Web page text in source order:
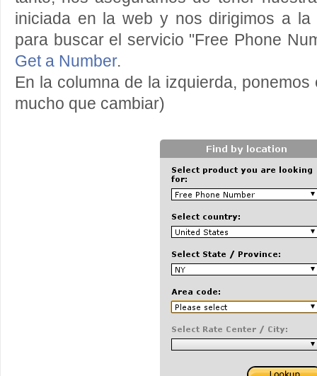
iniciada en la web y nos dirigimos a la
para buscar el servicio "Free Phone
Get a Number.
En la columna de la izquierda,
mucho que cambiar)